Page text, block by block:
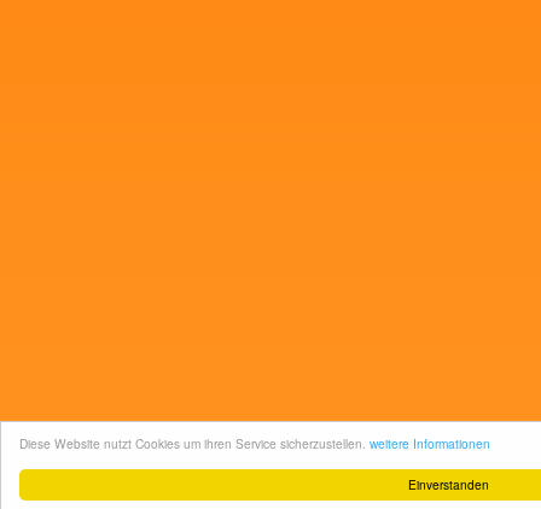
Einverstanden
Diese Website nutzt Cookies um ihren Service sicherzustellen. weitere Informationen